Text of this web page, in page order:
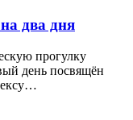
два дня
прогулку
день посвящён